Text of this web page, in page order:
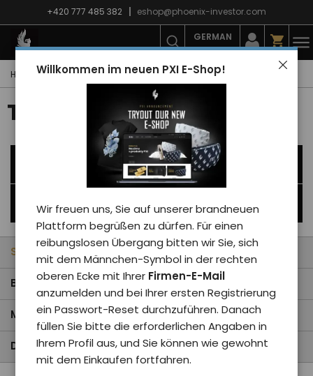
Willkommen im neuen PXI E-Shop!
Wir freuen uns, Sie auf unserer brandneuen
Plattform begrüßen zu dürfen. Für einen
reibungslosen Übergang bitten wir Sie, sich
mit dem Männchen-Symbol in der rechten
oberen Ecke mit Ihrer Firmen-E-Mail
anzumelden und bei Ihrer ersten Registrierung
ein Passwort-Reset durchzuführen. Danach
füllen Sie bitte die erforderlichen Angaben in
Ihrem Profil aus, und Sie können wie gewohnt
mit dem Einkaufen fortfahren.
+420 777 485 382 eshop@phoenix-investor.com
GERMAN
Hauptseite E-shop PXI-Winterkollektion Thermo-Becher
Termo hrnky
Standard
Billigste
Meistverkaufte Produkte
Das Teuerste
Filtration